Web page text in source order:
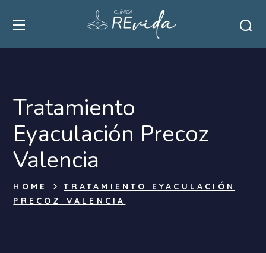
Tratamiento
Eyaculación Precoz
Valencia
HOME
TRATAMIENTO EYACULACIÓN
PRECOZ VALENCIA